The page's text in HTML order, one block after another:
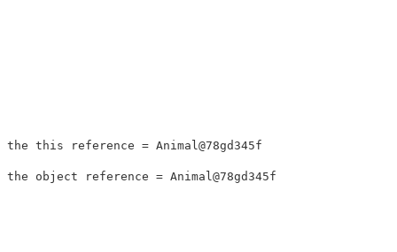
the this reference = Animal@78gd345f